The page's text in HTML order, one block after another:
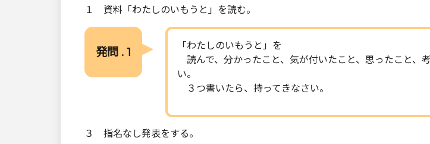
１ 資料「わたしのいもうと」を読む。
発問 . 1
「わたしのいもうと」を
読んで、分かったこと、気が付いたこと、思ったこと、
い。
３つ書いたら、持ってきなさい。
３ 指名なし発表をする。